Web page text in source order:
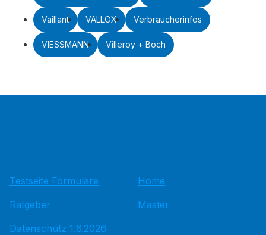
Vaillant VALLOX Verbraucherinfos
VIESSMANN Villeroy + Boch
Testseite Formulare
Ratgeber
Datenschutz 1.6.2026
Home
Master